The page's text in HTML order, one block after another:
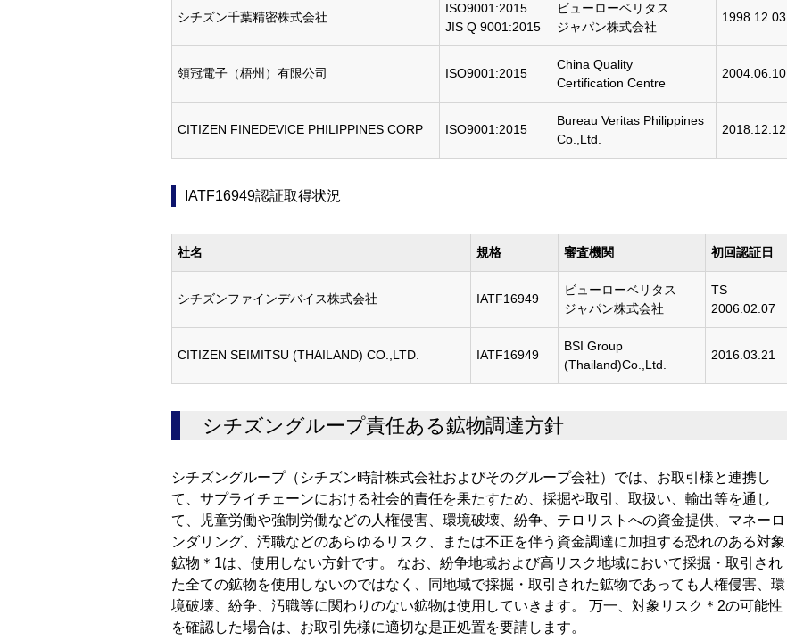
シチズン千葉精密株式会社
ISO9001:2015
JIS Q 9001:2015
ビューローベリタス
ジャパン株式会社
1998.12.03
領冠電子（梧州）有限公司 ISO9001:2015
China Quality
Certification Centre
2004.06.10
CITIZEN FINEDEVICE PHILIPPINES CORP ISO9001:2015
Bureau Veritas Philippines
Co.,Ltd.
2018.12.12
IATF16949認証取得状況
社名 規格 審査機関 初回認証日
シチズンファインデバイス株式会社 IATF16949
ビューローベリタス
ジャパン株式会社
TS
2006.02.07
CITIZEN SEIMITSU (THAILAND) CO.,LTD. IATF16949
BSI Group
(Thailand)Co.,Ltd.
2016.03.21
シチズングループ責任ある鉱物調達方針
シチズングループ（シチズン時計株式会社およびそのグループ会社）では、お取引様と連携し
て、サプライチェーンにおける社会的責任を果たすため、採掘や取引、取扱い、輸出等を通し
て、児童労働や強制労働などの人権侵害、環境破壊、紛争、テロリストへの資金提供、マネーロ
ンダリング、汚職などのあらゆるリスク、または不正を伴う資金調達に加担する恐れのある対象
鉱物＊1は、使用しない方針です。 なお、紛争地域および高リスク地域において採掘・取引され
た全ての鉱物を使用しないのではなく、同地域で採掘・取引された鉱物であっても人権侵害、環
境破壊、紛争、汚職等に関わりのない鉱物は使用していきます。 万一、対象リスク＊2の可能性
を確認した場合は、お取引先様に適切な是正処置を要請します。